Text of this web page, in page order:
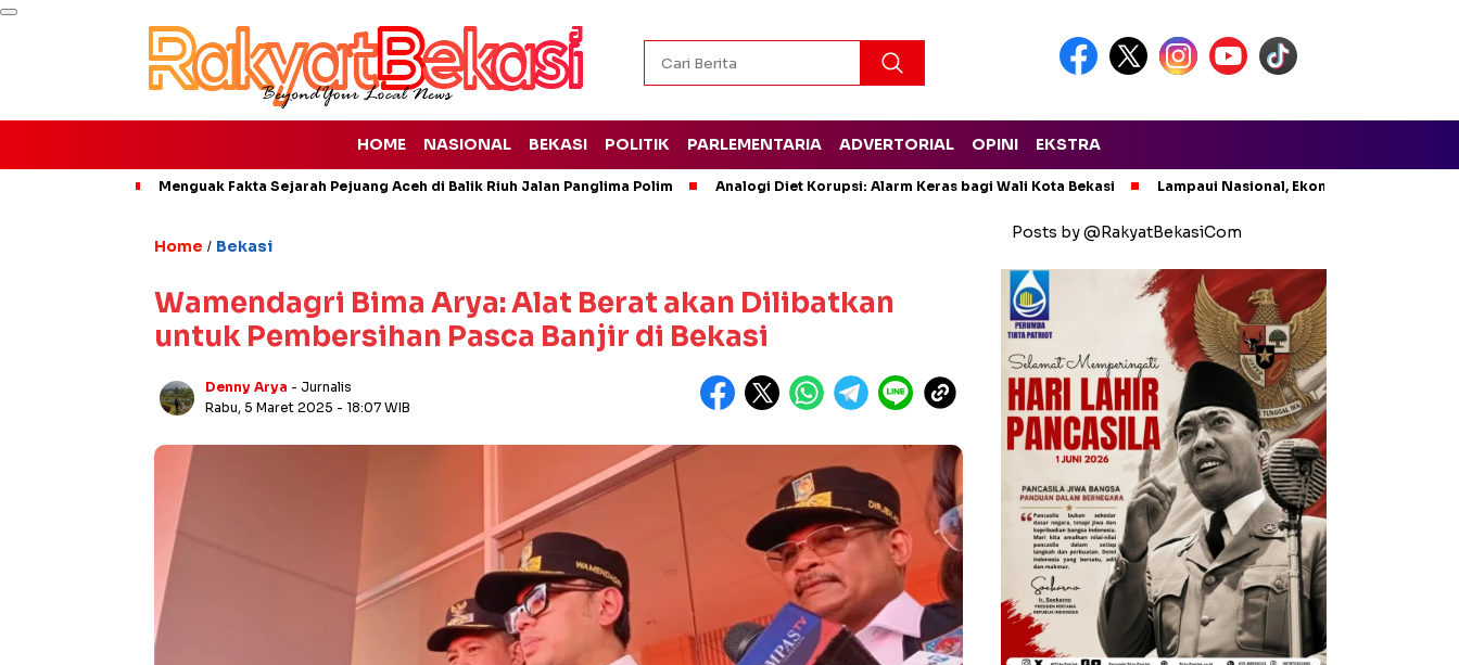
HOME NASIONAL BEKASI POLITIK PARLEMENTARIA ADVERTORIAL OPINI EKSTRA
Menguak Fakta Sejarah Pejuang Aceh di Balik Riuh Jalan Panglima Polim Analogi Diet Korupsi: Alarm Keras bagi Wali Kota Bekasi Lampaui Nasional, Ekonomi Jawa Barat
Home / Bekasi
Wamendagri Bima Arya: Alat Berat akan Dilibatkan
untuk Pembersihan Pasca Banjir di Bekasi
Denny Arya - Jurnalis
Rabu, 5 Maret 2025 - 18:07 WIB
Posts by @RakyatBekasiCom